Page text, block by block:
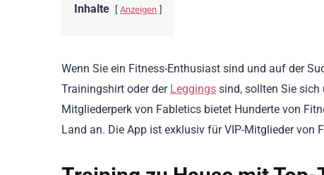
Inhalte Anzeigen
Wenn Sie ein Fitness-Enthusiast sind und auf der
Trainingshirt oder der Leggings sind, sollten Sie sich
Mitgliederperk von Fabletics bietet Hunderte von
Land an. Die App ist exklusiv für VIP-Mitglieder von